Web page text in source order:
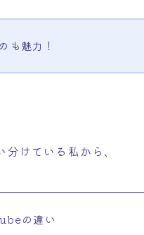
も魅力！
けている私から、
の違い